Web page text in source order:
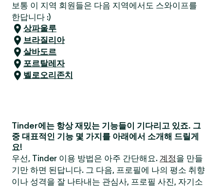
보통 이 지역 회원들은 다음 지역에서도 스와이프를
한답니다 :)
상파울루
브라질리아
살바도르
포르탈레자
벨로오리존치
Tinder에는 항상 재밌는 기능들이 기다리고 있죠. 그
중 대표적인 기능 몇 가지를 아래에서 소개해 드릴게
요!
우선, Tinder 이용 방법은 아주 간단해요. 계정을 만들
기만 하면 된답니다. 그 다음, 프로필에 나의 평소 취향
이나 성격을 잘 나타내는 관심사, 프로필 사진, 자기소